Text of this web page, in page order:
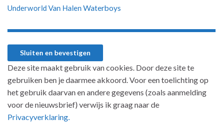
Underworld Van Halen Waterboys
Deze site maakt gebruik van cookies. Door deze site te
gebruiken ben je daarmee akkoord. Voor een toelichting op
het gebruik daarvan en andere gegevens (zoals aanmelding
voor de nieuwsbrief) verwijs ik graag naar de
Privacyverklaring.